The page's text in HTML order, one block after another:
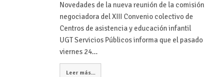
Novedades de la nueva reunión de la comisión
negociadora del XIII Convenio colectivo de
Centros de asistencia y educación infantil
UGT Servicios Públicos informa que el pasado
viernes 24…
Leer más...